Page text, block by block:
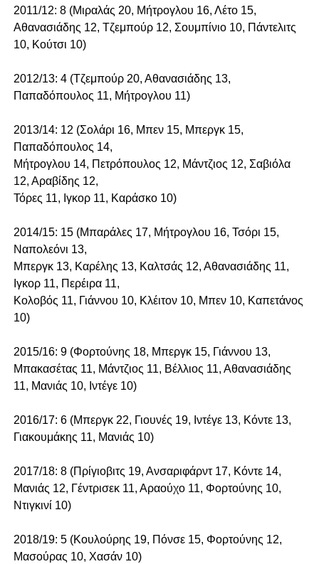
2011/12: 8 (Μιραλάς 20, Μήτρογλου 16, Λέτο 15,
Αθανασιάδης 12, Τζεμπούρ 12, Σουμπίνιο 10, Πάντελιτς
10, Κούτσι 10)
2012/13: 4 (Τζεμπούρ 20, Αθανασιάδης 13,
Παπαδόπουλος 11, Μήτρογλου 11)
2013/14: 12 (Σολάρι 16, Μπεν 15, Μπεργκ 15,
Παπαδόπουλος 14,
Μήτρογλου 14, Πετρόπουλος 12, Μάντζιος 12, Σαβιόλα
12, Αραβίδης 12,
Τόρες 11, Ιγκορ 11, Καράσκο 10)
2014/15: 15 (Μπαράλες 17, Μήτρογλου 16, Τσόρι 15,
Ναπολεόνι 13,
Μπεργκ 13, Καρέλης 13, Καλτσάς 12, Αθανασιάδης 11,
Ιγκορ 11, Περέιρα 11,
Κολοβός 11, Γιάννου 10, Κλέιτον 10, Μπεν 10, Καπετάνος
10)
2015/16: 9 (Φορτούνης 18, Μπεργκ 15, Γιάννου 13,
Μπακασέτας 11, Μάντζιος 11, Βέλλιος 11, Αθανασιάδης
11, Μανιάς 10, Ιντέγε 10)
2016/17: 6 (Μπεργκ 22, Γιουνές 19, Ιντέγε 13, Κόντε 13,
Γιακουμάκης 11, Μανιάς 10)
2017/18: 8 (Πρίγιοβιτς 19, Ανσαριφάρντ 17, Κόντε 14,
Μανιάς 12, Γέντρισεκ 11, Αραούχο 11, Φορτούνης 10,
Ντιγκινί 10)
2018/19: 5 (Κουλούρης 19, Πόνσε 15, Φορτούνης 12,
Μασούρας 10, Χασάν 10)